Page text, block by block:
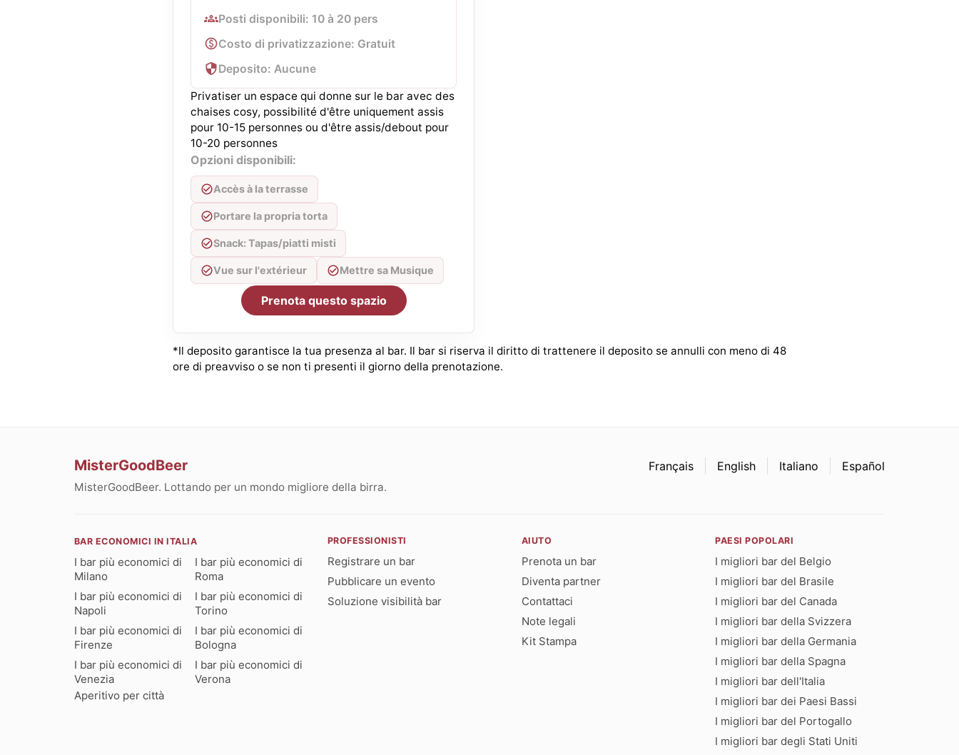
Posti disponibili: 10 à 20 pers
Costo di privatizzazione: Gratuit
Deposito: Aucune
Privatiser un espace qui donne sur le bar avec des
chaises cosy, possibilité d'être uniquement assis
pour 10-15 personnes ou d'être assis/debout pour
10-20 personnes
Opzioni disponibili:
Accès à la terrasse
Portare la propria torta
Snack: Tapas/piatti misti
Vue sur l'extérieur Mettre sa Musique
Prenota questo spazio
*Il deposito garantisce la tua presenza al bar. Il bar si riserva il diritto di trattenere il deposito se annulli con meno di 48
ore di preavviso o se non ti presenti il giorno della prenotazione.
MisterGoodBeer
MisterGoodBeer. Lottando per un mondo migliore della birra.
Français English Italiano Español
BAR ECONOMICI IN ITALIA
I bar più economici di
Milano
I bar più economici di
Roma
I bar più economici di
Napoli
I bar più economici di
Torino
I bar più economici di
Firenze
I bar più economici di
Bologna
I bar più economici di
Venezia
I bar più economici di
Verona
Aperitivo per città
PROFESSIONISTI
Registrare un bar
Pubblicare un evento
Soluzione visibilità bar
AIUTO
Prenota un bar
Diventa partner
Contattaci
Note legali
Kit Stampa
PAESI POPOLARI
I migliori bar del Belgio
I migliori bar del Brasile
I migliori bar del Canada
I migliori bar della Svizzera
I migliori bar della Germania
I migliori bar della Spagna
I migliori bar dell'Italia
I migliori bar dei Paesi Bassi
I migliori bar del Portogallo
I migliori bar degli Stati Uniti